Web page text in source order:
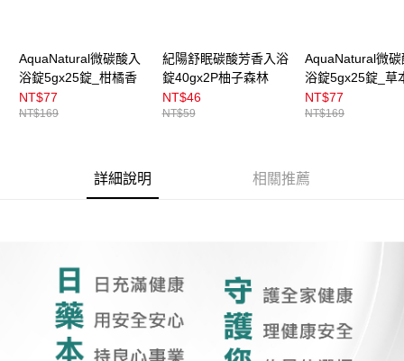
每筆NT$300，滿NT$3,000(含以上)免運費
付款後門市自取
每筆NT$100，滿NT$399(含以上)免運費
AquaNatural微碳酸入
浴錠5gx25錠_柑橘香
NT$77
NT$169
紀陽舒眠碳酸芳香入浴
錠40gx2P柚子森林
NT$46
NT$59
AquaNatural微碳
浴錠5gx25錠_草
NT$77
NT$169
詳細說明 相關推薦